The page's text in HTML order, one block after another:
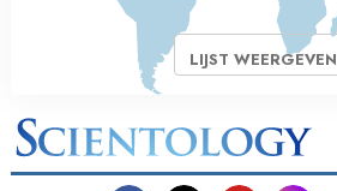
LIJST WEERGEVEN